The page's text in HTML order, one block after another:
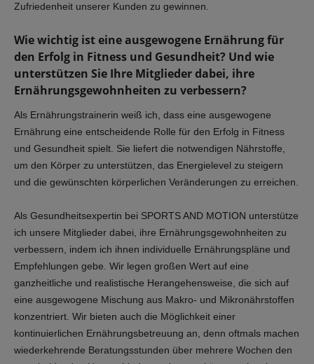
Zufriedenheit unserer Kunden zu gewinnen.
Wie wichtig ist eine ausgewogene Ernährung für
den Erfolg in Fitness und Gesundheit? Und wie
unterstützen Sie Ihre Mitglieder dabei, ihre
Ernährungsgewohnheiten zu verbessern?
Als Ernährungstrainerin weiß ich, dass eine ausgewogene
Ernährung eine entscheidende Rolle für den Erfolg in Fitness
und Gesundheit spielt. Sie liefert die notwendigen Nährstoffe,
um den Körper zu unterstützen, das Energielevel zu steigern
und die gewünschten körperlichen Veränderungen zu erreichen.
Als Gesundheitsexpertin bei SPORTS AND MOTION unterstütze
ich unsere Mitglieder dabei, ihre Ernährungsgewohnheiten zu
verbessern, indem ich ihnen individuelle Ernährungspläne und
Empfehlungen gebe. Wir legen großen Wert auf eine
ganzheitliche und realistische Herangehensweise, die sich auf
eine ausgewogene Mischung aus Makro- und Mikronährstoffen
konzentriert. Wir bieten auch die Möglichkeit einer
kontinuierlichen Ernährungsbetreuung an, denn oftmals machen
wiederkehrende Beratungsstunden über mehrere Wochen den